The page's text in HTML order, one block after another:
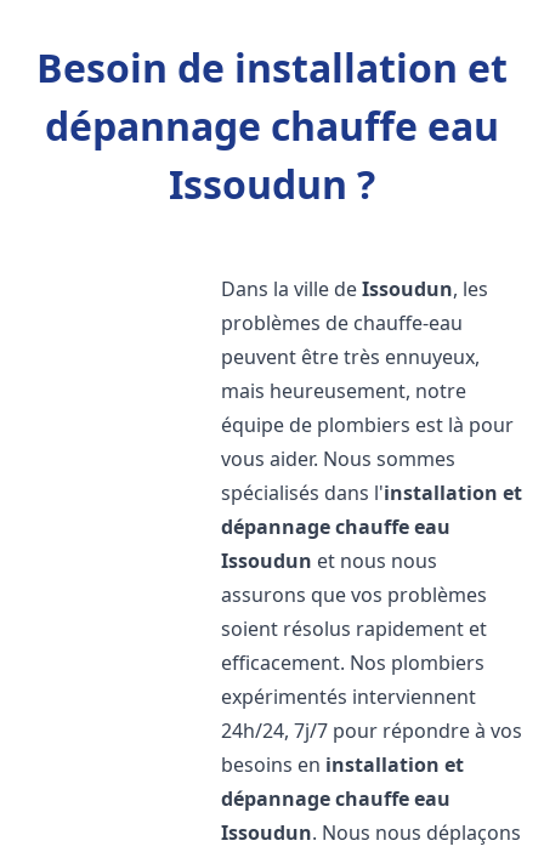
Besoin de installation et
dépannage chauffe eau
Issoudun ?
Dans la ville deIssoudun, les
problèmes de chauffe-eau
peuvent être très ennuyeux,
mais heureusement, notre
équipe de plombiers est là pour
vous aider. Nous sommes
spécialisés dans l'installation et
dépannage chauffe eau
Issoudun et nous nous
assurons que vos problèmes
soient résolus rapidement et
efficacement. Nos plombiers
expérimentés interviennent
24h/24, 7j/7 pour répondre à vos
besoins en installation et
dépannage chauffe eau
Issoudun. Nous nous déplaçons